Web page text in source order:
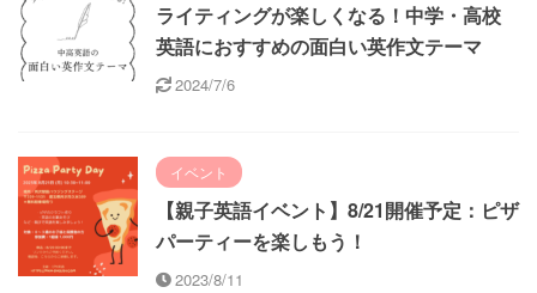
ライティングが楽しくなる！中学・高校
英語におすすめの面白い英作文テーマ
2024/7/6
イベント
【親子英語イベント】8/21開催予定：ピザ
パーティーを楽しもう！
2023/8/11